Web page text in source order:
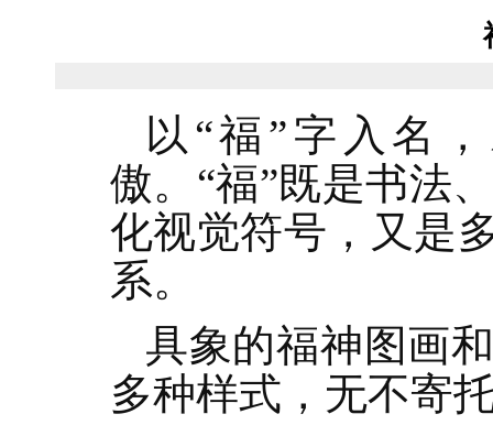
以“福”字入名
傲。“福”既是书法
化视觉符号，又是
系。
具象的福神图画
多种样式，无不寄